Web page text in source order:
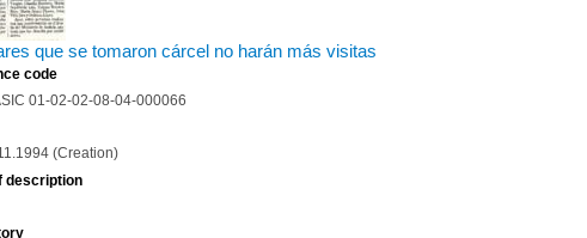
que se tomaron cárcel no harán más visitas
code
01-02-02-08-04-000066
(Creation)
description